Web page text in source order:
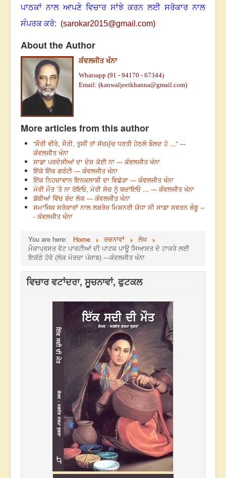
ਪਾਠਕਾਂ ਨਾਲ ਆਪਣੇ ਵਿਚਾਰ ਸਾਂਝੇ ਕਰਨ ਲਈ ਸਰੋਕਾਰ ਨਾਲ
ਸੰਪਰਕ ਕਰੋ: (sarokar2015@gmail.com)
About the Author
ਕੰਵਲਜੀਤ ਖੰਨਾ
Whatsapp (91 - 94170 - 67344)
Email: (kanwaljeetkhanna@gmail.com)
More articles from this author
“ਸੌਰੀ ਵੀਰੇ, ਸੌਰੀ, ਤੁਸੀਂ ਤਾਂ ਸੱਚਮੁੱਚ ਧਰਤੀ ਹੇਠਲੇ ਬੌਲਦ ਹੋ ...” ---
ਕੰਵਲਜੀਤ ਖੰਨਾ
ਸਾਡਾ ਪਰਦੇਸੀਆਂ ਦਾ ਦੇਸ ਕੋਈ ਨਾ --- ਕੰਵਲਜੀਤ ਖੰਨਾ
ਇੱਕੋ ਇੱਕ ਗਰੰਟੀ --- ਕੰਵਲਜੀਤ ਖੰਨਾ
ਇੱਕ ਨਿਹਚਾਵਾਨ ਇਨਕਲਾਬੀ ਦਾ ਵਿਛੋੜਾ --- ਕੰਵਲਜੀਤ ਖੰਨਾ
ਮੇਰੀ ਮੌਤ ’ਤੇ ਨਾ ਰੋਇਓ, ਮੇਰੀ ਸੋਚ ਨੂੰ ਬਚਾਇਓ ... --- ਕੰਵਲਜੀਤ ਖੰਨਾ
ਡੱਬੀਆਂ ਵਿੱਚ ਬੰਦ ਲੋਕ --- ਕੰਵਲਜੀਤ ਖੰਨਾ
ਸਮਾਜਿਕ ਸਰੋਕਾਰਾਂ ਨਾਲ ਲਬਰੇਜ਼ ਮਿਸ਼ਨਰੀ ਯੋਧਾ ਸੀ ਸਾਡਾ ਸਵਰਨ ਭੰਗੂ --
- ਕੰਵਲਜੀਤ ਖੰਨਾ
You are here: Home ਰਚਨਾਵਾਂ
ਲੇਖ
ਮੌਕਾਪ੍ਰਸਤ ਵੋਟ ਪਾਰਟੀਆਂ ਦੀ ਪਾਟਕ ਪਾਊ ਸਿਆਸਤ ਦੇ ਟਾਕਰੇ ਲਈ
ਇਕੱਠੇ ਹੋਵੋ (ਲੋਕ ਮੋਰਚਾ ਪੰਜਾਬ) ---ਕੰਵਲਜੀਤ ਖੰਨਾ
ਵਿਚਾਰ ਵਟਾਂਦਰਾ, ਸੂਚਨਾਵਾਂ, ਫੁਟਕਲ